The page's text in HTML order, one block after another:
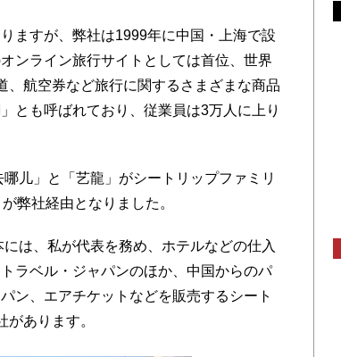
ますが、弊社は1999年に中国・上海で設
ンライン旅行サイトとしては首位、世界
航空券など旅行に関するさまざまな商品
とも呼ばれており、従業員は3万人に上り
儿」と「艺龍」がシートリップファミリ
弊社経由となりました。
は、私が代表を務め、ホテルなどの仕入
ラベル・ジャパンのほか、中国からのパ
ン、エアチケットなどを販売するシート
あります。